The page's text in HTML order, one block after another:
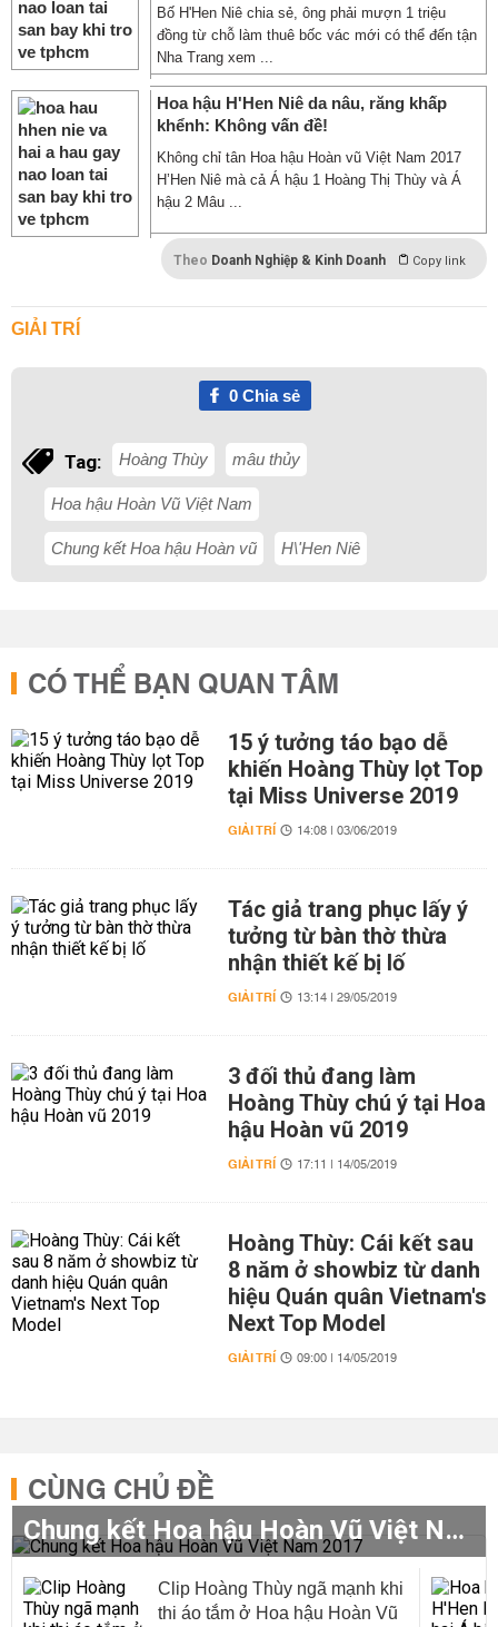
Bố H'Hen Niê chia sẻ, ông phải mượn 1 triệu
đồng từ chỗ làm thuê bốc vác mới có thể đến tận
Nha Trang xem ...
Hoa hậu H'Hen Niê da nâu, răng khấp
khểnh: Không vấn đề!
Không chỉ tân Hoa hậu Hoàn vũ Việt Nam 2017
H’Hen Niê mà cả Á hậu 1 Hoàng Thị Thùy và Á
hậu 2 Mâu ...
Theo Doanh Nghiệp & Kinh Doanh Copy link
GIẢI TRÍ
0Chia sẻ
Tag: Hoàng Thùy mâu thủy
Hoa hậu Hoàn Vũ Việt Nam
Chung kết Hoa hậu Hoàn vũ H\'Hen Niê
CÓ THỂ BẠN QUAN TÂM
15 ý tưởng táo bạo dễ
khiến Hoàng Thùy lọt Top
tại Miss Universe 2019
GIẢI TRÍ 14:08 | 03/06/2019
Tác giả trang phục lấy ý
tưởng từ bàn thờ thừa
nhận thiết kế bị lố
GIẢI TRÍ 13:14 | 29/05/2019
3 đối thủ đang làm
Hoàng Thùy chú ý tại Hoa
hậu Hoàn vũ 2019
GIẢI TRÍ 17:11 | 14/05/2019
Hoàng Thùy: Cái kết sau
8 năm ở showbiz từ danh
hiệu Quán quân Vietnam's
Next Top Model
GIẢI TRÍ 09:00 | 14/05/2019
CÙNG CHỦ ĐỀ
Chung kết Hoa hậu Hoàn Vũ Việt Nam 2017
Clip Hoàng Thùy ngã mạnh khi
thi áo tắm ở Hoa hậu Hoàn Vũ